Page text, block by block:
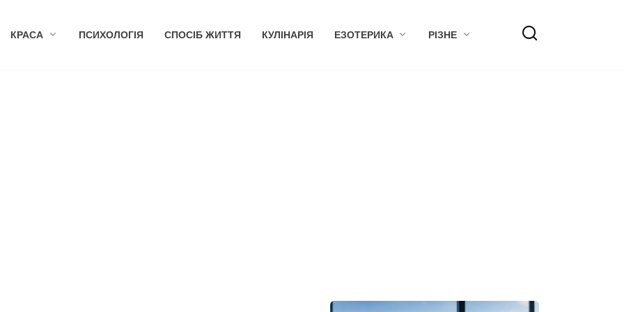
КРАСА ПСИХОЛОГІЯ СПОСІБ ЖИТТЯ КУЛІНАРІЯ ЕЗОТЕРИКА РІЗНЕ